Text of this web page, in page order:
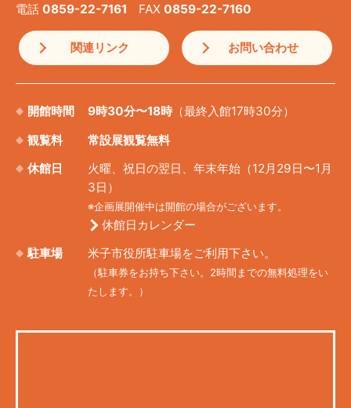
電話 0859-22-7161 FAX 0859-22-7160
関連リンク お問い合わせ
開館時間 9時30分〜18時（最終入館17時30分）
観覧料
常設展観覧無料
休館日
火曜、祝日の翌日、年末年始（12月29日〜1月
3日）
※企画展開催中は開館の場合がございます。
休館日カレンダー
駐車場
米子市役所駐車場をご利用下さい。
（駐車券をお持ち下さい。2時間までの無料処理をい
たします。）